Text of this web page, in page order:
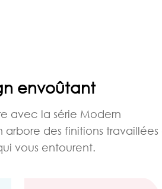
envoûtant
avec la série Modern
des finitions
vous entourent.